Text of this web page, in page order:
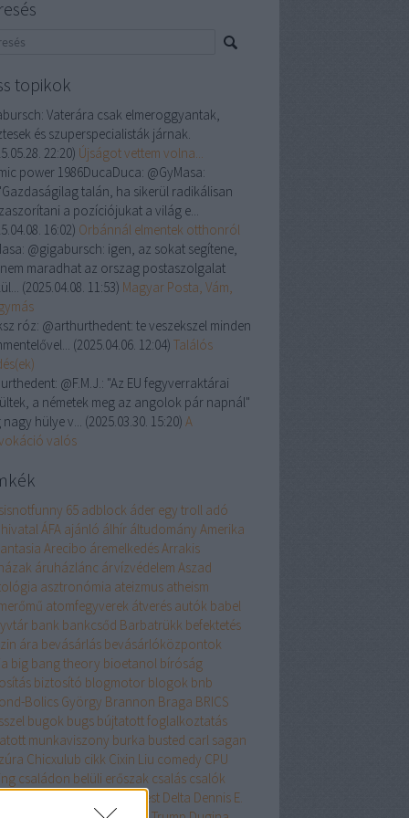
topikok
Vaterára csak elmeroggyantak,
és szuperspecialisták járnak.
22:20) Újságot vettem volna...
power 1986DucaDuca: @GyMasa:
talán, ha sikerül radikálisan
a pozíciójukat a világ e...
16:02) Orbánnál elmentek otthonról
@gigabursch: igen, az sokat segítene,
maradhat az orszag postaszolgalat
(2025.04.08. 11:53) Magyar Posta, Vám,
róz: @arthurthedent: te veszekszel minden
(2025.04.06. 12:04) Találós
@F.M.J.: "Az EU fegyverraktárai
a németek meg az angolok pár napnál"
nagy hülye v... (2025.03.30. 15:20) A
valós
65 adblock áder egy troll adó
ÁFA ajánló álhír áltudomány Amerika
Arecibo áremelkedésArrakis
áruházlánc árvízvédelem Aszad
asztronómia ateizmus atheism
atomfegyverek átverés autók babel
bank bankcsőd Barbatrükk befektetés
ára bevásárlás bevásárlóközpontok
big bang theory bioetanol bíróság
biztosító blogmotor blogok bnb
Bolics György Brannon Braga BRICS
bugok bugs bújtatott foglalkoztatás
munkaviszony burka busted carl sagan
Chicxulub cikk Cixin Liu comedy CPU
családon belüli erőszak csalás csalók
dark forest Delta Dennis E.